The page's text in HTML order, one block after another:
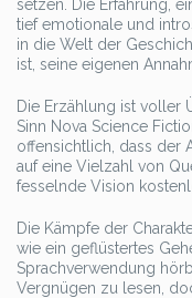
setzen. Die Erfahrung,
tief emotionale und
in die Welt der
ist, seine eigenen
Die Erzählung ist voller
Sinn Nova Science
offensichtlich, dass der
auf eine Vielzahl von
fesselnde Vision
Die Kämpfe der
wie ein geflüstertes
Sprachverwendung
Vergnügen zu lesen,